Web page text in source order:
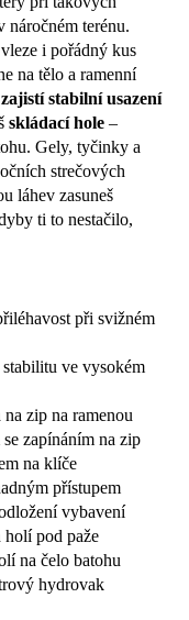
náročném terénu.
i pořádný kus
na tělo a ramenní
zajistí stabilní usazení
skládací hole –
Gely, tyčinky a
strečových
láhev zasuneš
ti to nestačilo,
při svižném
ve vysokém
zip na ramenou
zapínáním na zip
na klíče
přístupem
vybavení
holí pod paže
na čelo batohu
hydrovak